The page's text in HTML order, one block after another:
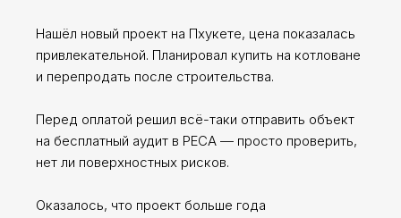
Нашёл новый проект на Пхукете, цена показалась
привлекательной. Планировал купить на котловане
и перепродать после строительства.
Перед оплатой решил всё-таки отправить объект
на бесплатный аудит в РЕСА — просто проверить,
нет ли поверхностных рисков.
Оказалось, что проект больше года